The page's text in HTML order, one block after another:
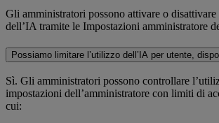
Gli amministratori possono attivare o
dell’IA tramite le Impostazioni amministratore
Possiamo limitare l’utilizzo dell’IA per utente,
Sì. Gli amministratori possono controllare
impostazioni dell’amministratore con limiti di
cui: